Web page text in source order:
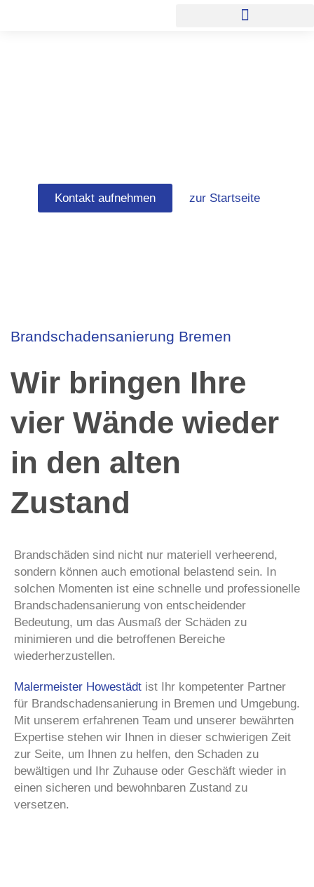
Kontakt aufnehmen zur Startseite
Brandschadensanierung Bremen
Wir bringen Ihre
vier Wände wieder
in den alten
Zustand
Brandschäden sind nicht nur materiell verheerend,
sondern können auch emotional belastend sein. In
solchen Momenten ist eine schnelle und professionelle
Brandschadensanierung von entscheidender
Bedeutung, um das Ausmaß der Schäden zu
minimieren und die betroffenen Bereiche
wiederherzustellen.
Malermeister Howestädt ist Ihr kompetenter Partner
für Brandschadensanierung in Bremen und Umgebung.
Mit unserem erfahrenen Team und unserer bewährten
Expertise stehen wir Ihnen in dieser schwierigen Zeit
zur Seite, um Ihnen zu helfen, den Schaden zu
bewältigen und Ihr Zuhause oder Geschäft wieder in
einen sicheren und bewohnbaren Zustand zu
versetzen.